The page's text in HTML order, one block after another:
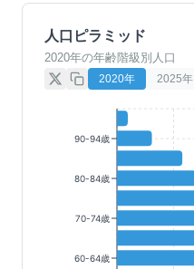
人口ピラミッド
2020年の年齢階級別人口
2020年 2025年
90-94歳
80-84歳
70-74歳
60-64歳